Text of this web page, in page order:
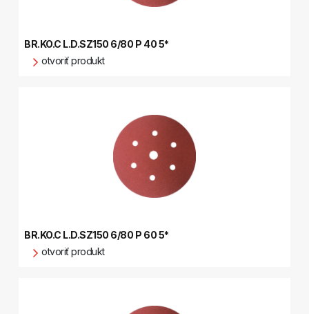
BR.KO.C L.D.SZ150 6/80 P 40 5*
otvoriť produkt
BR.KO.C L.D.SZ150 6/80 P 60 5*
otvoriť produkt